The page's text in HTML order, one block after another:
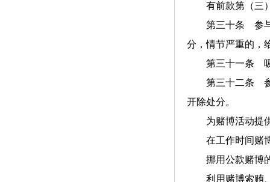
有前款第（三）
第三十条 参与迷
分，情节严重的，
第三十一条 吸食
第三十二条 参与
开除处分。
为赌博活动提供
在工作时间赌博
挪用公款赌博的
利用赌博索贿、